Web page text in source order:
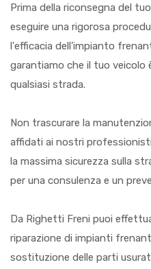
Prima della riconsegna del
eseguire una rigorosa
l'efficacia dell'impianto
garantiamo che il tuo veicolo
qualsiasi strada.
Non trascurare la
affidati ai nostri
la massima sicurezza sulla
per una consulenza e un
Da Righetti Freni puoi
riparazione di impianti
sostituzione delle parti